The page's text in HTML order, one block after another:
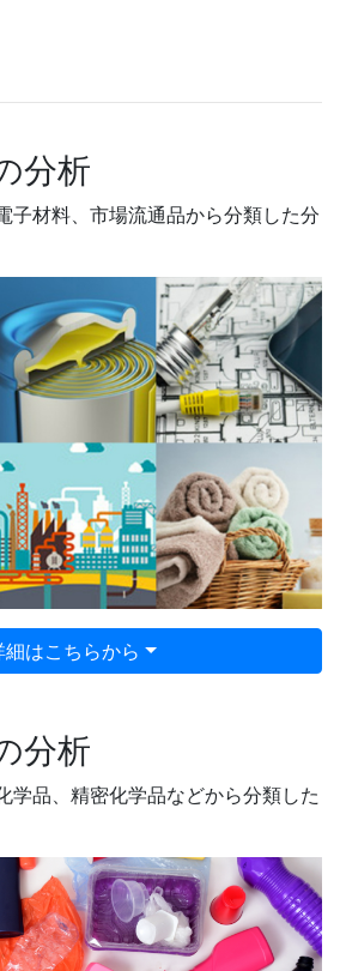
分析
子材料、市場流通品から分類した分
細はこちらから
分析
学品、精密化学品などから分類した